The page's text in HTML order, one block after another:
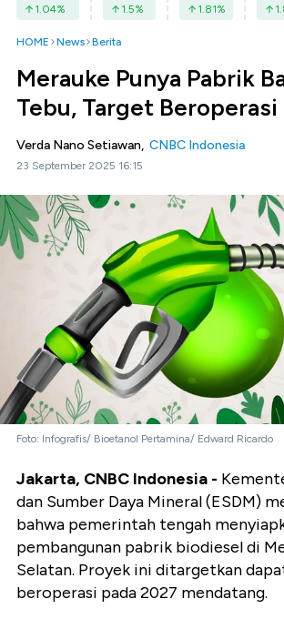
1.04% 1.5% 1.81%
HOME News Berita
Merauke Punya Pabrik
Tebu, Target
Verda Nano Setiawan, CNBC Indonesia
23 September 2025 16:15
Foto: Infografis/ Bioetanol Pertamina/ Edward Ricardo
Jakarta, CNBC Indonesia -
dan Sumber Daya Mineral (ESDM)
bahwa pemerintah tengah
pembangunan pabrik biodiesel di
Selatan. Proyek ini ditargetkan
beroperasi pada 2027 mendatang.